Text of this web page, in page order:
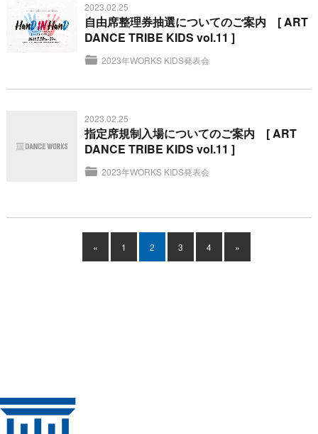
2023.02.25
自由席整理券抽選についてのご案内 [ ART
DANCE TRIBE KIDS vol.11 ]
2023年WORKS KIDS発表会
2023.02.25
指定席規制入場についてのご案内 [ ART
DANCE TRIBE KIDS vol.11 ]
2023年WORKS KIDS発表会
« 1 2 3 4 »